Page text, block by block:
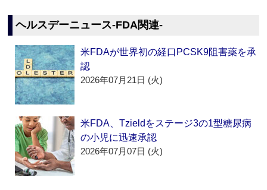
ヘルスデーニュース‐FDA関連‐
米FDAが世界初の経口PCSK9阻害薬を承
認
2026年07月21日 (火)
米FDA、Tzieldをステージ3の1型糖尿病
の小児に迅速承認
2026年07月07日 (火)